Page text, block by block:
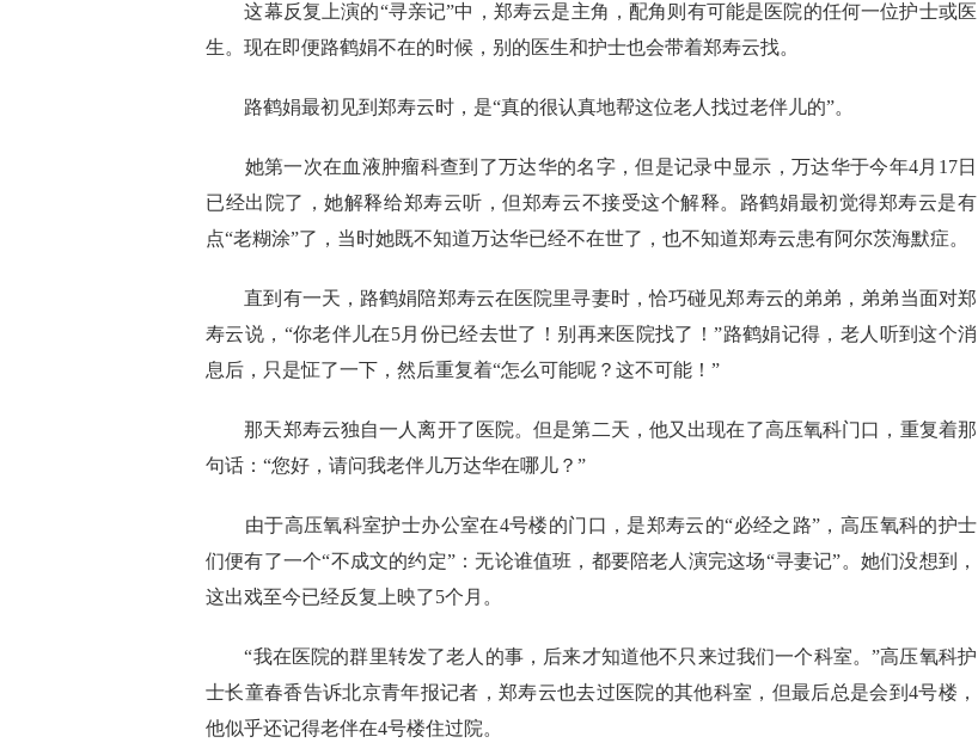
这幕反复上演的“寻亲记”中，郑寿云是主角，配角则有可能是医院的任何一位护士或医
生。现在即便路鹤娟不在的时候，别的医生和护士也会带着郑寿云找。
路鹤娟最初见到郑寿云时，是“真的很认真地帮这位老人找过老伴儿的”。
她第一次在血液肿瘤科查到了万达华的名字，但是记录中显示，万达华于今年4月17日
已经出院了，她解释给郑寿云听，但郑寿云不接受这个解释。路鹤娟最初觉得郑寿云是有
点“老糊涂”了，当时她既不知道万达华已经不在世了，也不知道郑寿云患有阿尔茨海默症。
直到有一天，路鹤娟陪郑寿云在医院里寻妻时，恰巧碰见郑寿云的弟弟，弟弟当面对郑
寿云说，“你老伴儿在5月份已经去世了！别再来医院找了！”路鹤娟记得，老人听到这个消
息后，只是怔了一下，然后重复着“怎么可能呢？这不可能！”
那天郑寿云独自一人离开了医院。但是第二天，他又出现在了高压氧科门口，重复着那
句话：“您好，请问我老伴儿万达华在哪儿？”
由于高压氧科室护士办公室在4号楼的门口，是郑寿云的“必经之路”，高压氧科的护士
们便有了一个“不成文的约定”：无论谁值班，都要陪老人演完这场“寻妻记”。她们没想到，
这出戏至今已经反复上映了5个月。
“我在医院的群里转发了老人的事，后来才知道他不只来过我们一个科室。”高压氧科护
士长童春香告诉北京青年报记者，郑寿云也去过医院的其他科室，但最后总是会到4号楼，
他似乎还记得老伴在4号楼住过院。